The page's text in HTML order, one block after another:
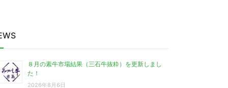
８月の素牛市場結果（三石牛抜粋）を更新しまし
た！
2026年8月6日